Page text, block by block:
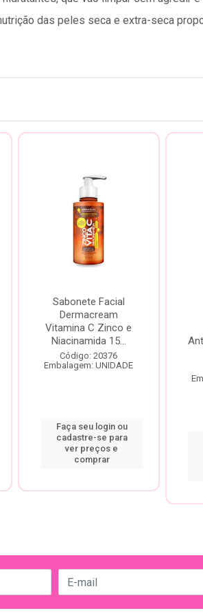
das peles seca e extra-seca
Sabonete Facial
Dermacream
Vitamina C Zinco e
Niacinamida 15...
Código: 20376
Embalagem: UNIDADE
Faça seu login ou
cadastre-se para
ver preços e
comprar